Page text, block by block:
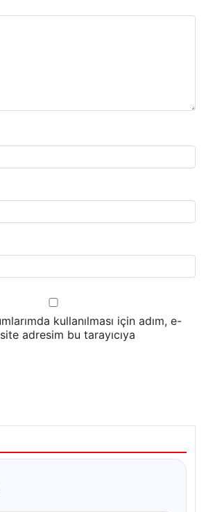
kullanılması için adım, e-
adresim bu tarayıcıya